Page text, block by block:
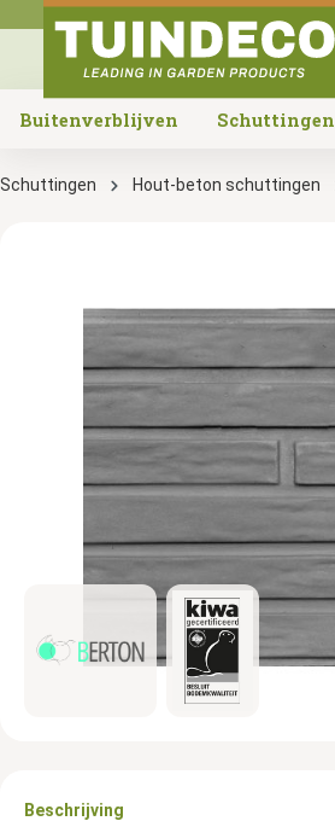
search Skip to main navigation
Buitenverblijven Schuttingen
Schuttingen Hout-beton schuttingen
Beschrijving